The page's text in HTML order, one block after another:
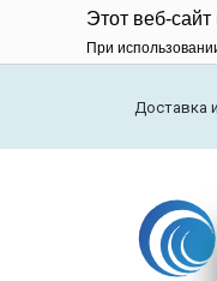
Этот веб-
При
Доставка